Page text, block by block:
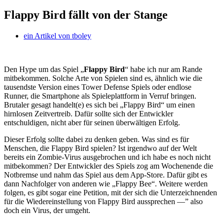
Flappy Bird fällt von der Stange
ein Artikel von tboley
Den Hype um das Spiel „Flappy Bird“ habe ich nur am Rande
mitbekommen. Solche Arte von Spielen sind es, ähnlich wie die
tausendste Version eines Tower Defense Spiels oder endlose
Runner, die Smartphone als Spieleplattform in Verruf bringen.
Brutaler gesagt handelt(e) es sich bei „Flappy Bird“ um einen
hirnlosen Zeitvertreib. Dafür sollte sich der Entwickler
entschuldigen, nicht aber für seinen überwältigen Erfolg.
Dieser Erfolg sollte dabei zu denken geben. Was sind es für
Menschen, die Flappy Bird spielen? Ist irgendwo auf der Welt
bereits ein Zombie-Virus ausgebrochen und ich habe es noch nicht
mitbekommen? Der Entwickler des Spiels zog am Wochenende die
Notbremse und nahm das Spiel aus dem App-Store. Dafür gibt es
dann Nachfolger von anderen wie „Flappy Bee“. Weitere werden
folgen, es gibt sogar eine Petition, mit der sich die Unterzeichnenden
für die Wiedereinstellung von Flappy Bird aussprechen —” also
doch ein Virus, der umgeht.